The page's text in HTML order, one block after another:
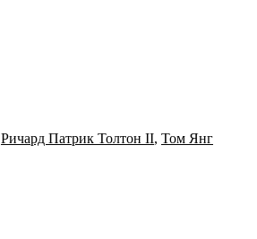
Ричард Патрик Толтон II, Том Янг